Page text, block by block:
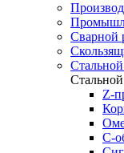
Сварной
Z-
С-